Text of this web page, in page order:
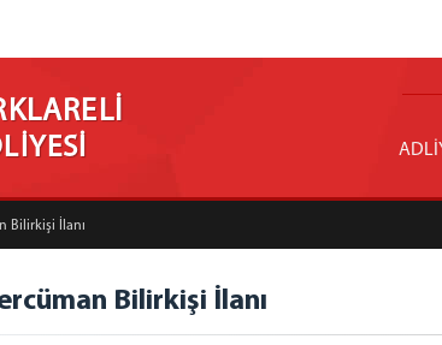
Bilirkişi İlanı
Bilirkişi İlanı